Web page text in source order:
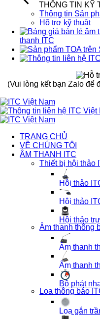
THÔNG TIN KỸ
Thông tin Sản
Hõ trợ kỹ thuật
thanh ITC
(Vui lòng kết bạn Zalo để
TRANG CHỦ
VỀ CHÚNG TÔI
ÂM THANH ITC
Thiết bị hội thảo
Hội thảo
Hội thảo
Hội thảo
Âm thanh thông
Âm thanh
Âm thanh
Bộ phát
Loa thông báo
Loa gắn